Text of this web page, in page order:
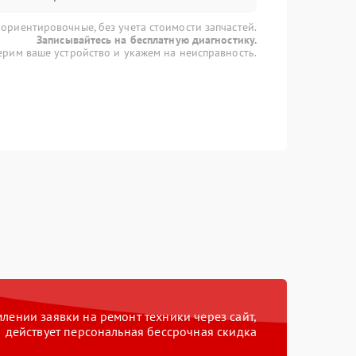
без учета стоимости запчастей.
Записывайтесь на бесплатную диагностику.
ваше устройство и укажем на неисправность.
заявки на ремонт техники через сайт,
действует персональная бессрочная скидка